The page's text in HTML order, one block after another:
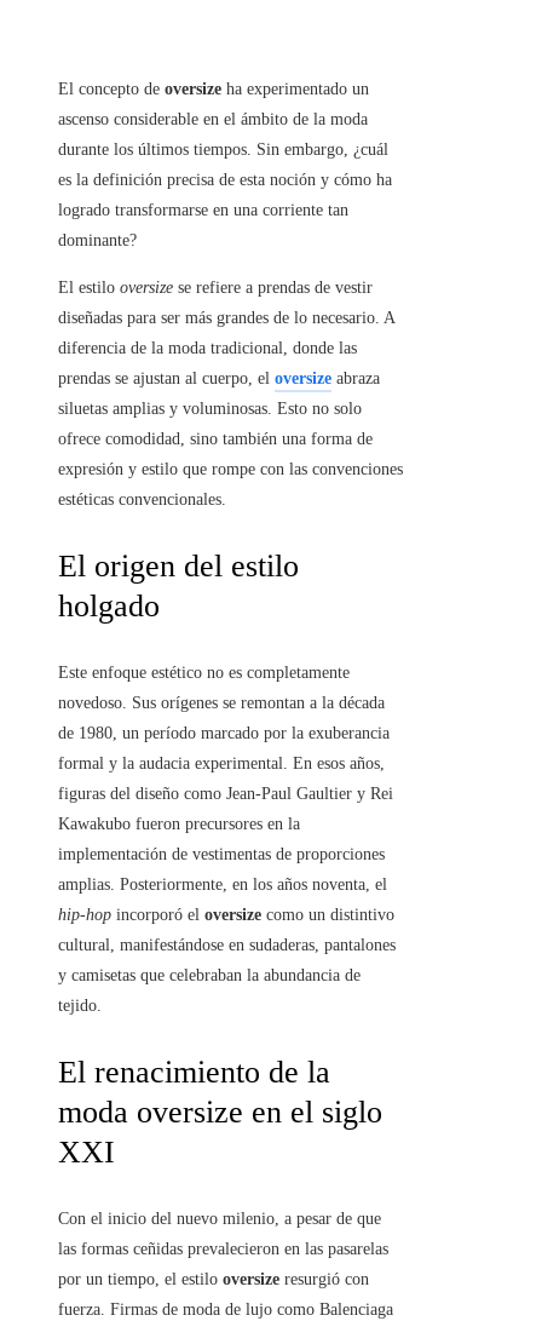
El concepto de oversize ha experimentado un
ascenso considerable en el ámbito de la moda
durante los últimos tiempos. Sin embargo, ¿cuál
es la definición precisa de esta noción y cómo ha
logrado transformarse en una corriente tan
dominante?
El estilo oversize se refiere a prendas de vestir
diseñadas para ser más grandes de lo necesario. A
diferencia de la moda tradicional, donde las
prendas se ajustan al cuerpo, el oversize abraza
siluetas amplias y voluminosas. Esto no solo
ofrece comodidad, sino también una forma de
expresión y estilo que rompe con las convenciones
estéticas convencionales.
El origen del estilo
holgado
Este enfoque estético no es completamente
novedoso. Sus orígenes se remontan a la década
de 1980, un período marcado por la exuberancia
formal y la audacia experimental. En esos años,
figuras del diseño como Jean-Paul Gaultier y Rei
Kawakubo fueron precursores en la
implementación de vestimentas de proporciones
amplias. Posteriormente, en los años noventa, el
hip-hop incorporó el oversize como un distintivo
cultural, manifestándose en sudaderas, pantalones
y camisetas que celebraban la abundancia de
tejido.
El renacimiento de la
moda oversize en el siglo
XXI
Con el inicio del nuevo milenio, a pesar de que
las formas ceñidas prevalecieron en las pasarelas
por un tiempo, el estilo oversize resurgió con
fuerza. Firmas de moda de lujo como Balenciaga